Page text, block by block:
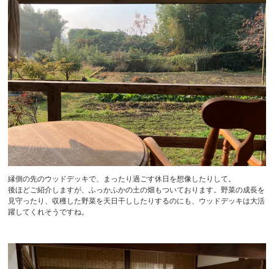
縁側の先のウッドデッキで、まったり過ごす休日を想像したりして。
後ほどご紹介しますが、ふっかふかの土の畑もついております。野菜の成長を
見守ったり、収穫した野菜を天日干ししたりするのにも、ウッドデッキは大活
躍してくれそうですね。